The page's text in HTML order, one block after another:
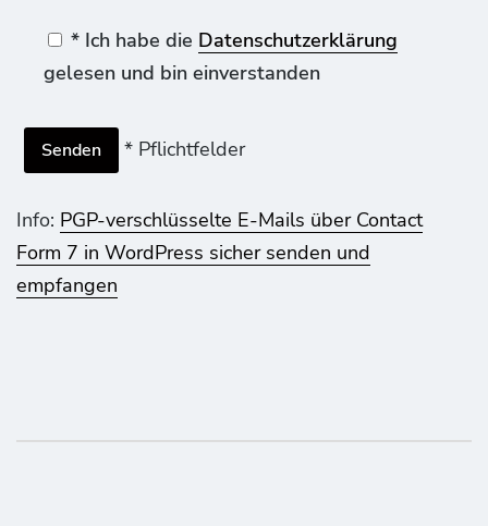
* Ich habe die Datenschutzerklärung
gelesen und bin einverstanden
* Pflichtfelder
Info: PGP-verschlüsselte E-Mails über Contact
Form 7 in WordPress sicher senden und
empfangen